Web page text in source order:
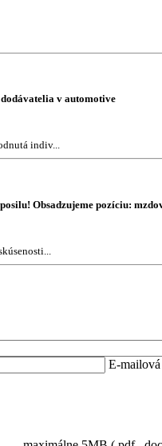
v automotive
indiv...
Obsadzujeme pozíciu:
E-mailová